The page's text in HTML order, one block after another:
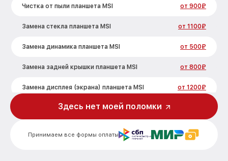
Чистка от пыли планшета MSI от 900₽
Замена стекла планшета MSI от 1100₽
Замена динамика планшета MSI от 500₽
Замена задней крышки планшета MSI от 800₽
Замена дисплея (экрана) планшета MSI от 1200₽
Замена корпуса планшета MSI
Замена аккумулятора планшета MSI от 500₽
Принимаем все формы оплаты
Здесь нет моей поломки